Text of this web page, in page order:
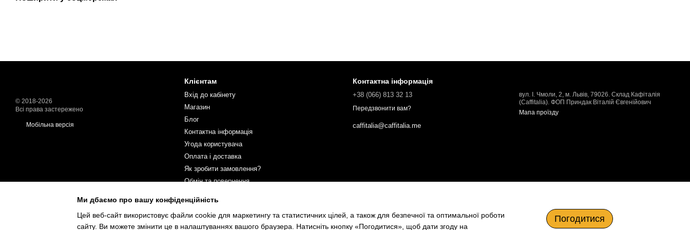
© 2018-2026
Всі права застережено
Мобільна версія
Клієнтам
Вхід до кабінету
Магазин
Блог
Контактна інформація
Угода користувача
Оплата і доставка
Як зробити замовлення?
Обмін та повернення
Ми в соцмережах
Контактна інформація
+38 (066) 813 32 13
Передзвонити вам?
caffitalia@caffitalia.me
вул. І. Чмоли, 2, м. Львів, 79026. Склад Кафіталія
(Caffitalia). ФОП Приндак Віталій Євгенійович
Мапа проїзду
Ми дбаємо про вашу конфіденційність
Цей веб-сайт використовує файли cookie для маркетингу та статистичних цілей, а також для безпечної та оптимальної роботи
сайту. Ви можете змінити це в налаштуваннях вашого браузера. Натисніть кнопку «Погодитися», щоб дати згоду на
Погодитися